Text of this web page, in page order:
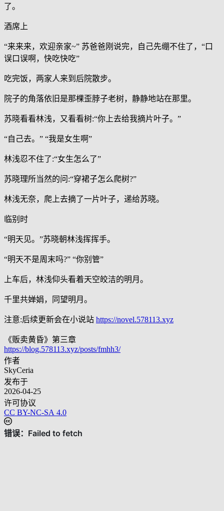
了。
酒席上
“来来来，欢迎亲家~” 苏爸爸刚说完，自己先绷不住了，“口
误口误啊，快吃快吃”
吃完饭，两家人来到后院散步。
院子的角落依旧是那棵歪脖子老树，静静地站在那里。
苏晓看看林浅，又看看树:“你上去给我摘片叶子。”
“自己去。” “我是女生啊”
林浅忍不住了:“女生怎么了”
苏晓理所当然的问:“穿裙子怎么爬树?”
林浅无奈，爬上去摘了一片叶子，递给苏晓。
临别时
“明天见。”苏晓朝林浅挥挥手。
“明天不是周末吗?” “你别管”
上车后，林浅仰头看着天空皎洁的明月。
千里共婵娟，同望明月。
注意:后续更新会在小说站 https://novel.578113.xyz
《贩卖黄昏》第三章
https://blog.578113.xyz/posts/fmhh3/
作者
SkyCeria
发布于
2026-04-25
许可协议
CC BY-NC-SA 4.0